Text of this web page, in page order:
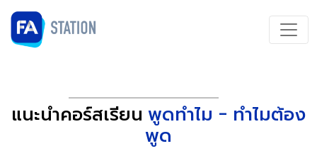
แนะนำคอร์สเรียน พูดทำไม - ทำไมต้อง
พูด